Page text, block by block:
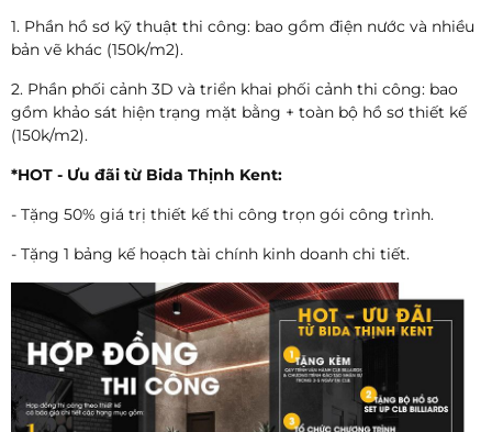
1. Phần hồ sơ kỹ thuật thi công: bao gồm điện nước và nhiều
bản vẽ khác (150k/m2).
2. Phần phối cảnh 3D và triển khai phối cảnh thi công: bao
gồm khảo sát hiện trạng mặt bằng + toàn bộ hồ sơ thiết kế
(150k/m2).
*HOT - Ưu đãi từ Bida Thịnh Kent:
- Tặng 50% giá trị thiết kế thi công trọn gói công trình.
- Tặng 1 bảng kế hoạch tài chính kinh doanh chi tiết.